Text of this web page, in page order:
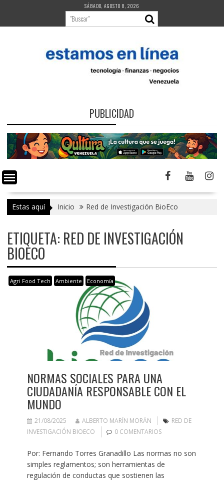
contenido
SÁBADO, AGOSTO 8, 2026
PUBLICIDAD
Estas aquí Inicio Red de Investigación BioEco
ETIQUETA: RED DE INVESTIGACIÓN
BIOECO
Agri Food Tech Ambiente Economía
NORMAS SOCIALES PARA UNA
CIUDADANÍA RESPONSABLE CON EL
MUNDO
21/08/2025 ALBERTO MARÍN MORÁN
RED DE
INVESTIGACIÓN BIOECO
0 COMENTARIOS
Por: Fernando Torres Granadillo Las normas no son
simples reglamentos; son herramientas de
regulación de conductas que sostienen las